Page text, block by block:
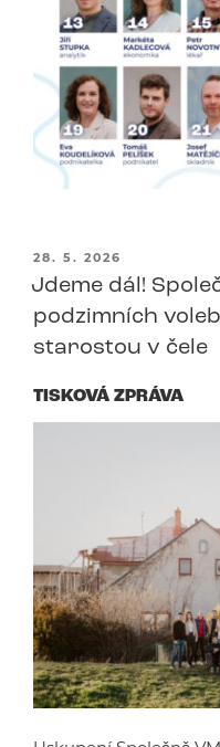
PUBLIKOVÁNO
28. 5. 2026
Jdeme dál!
podzimních
starostou v čele
TISKOVÁ ZPRÁVA